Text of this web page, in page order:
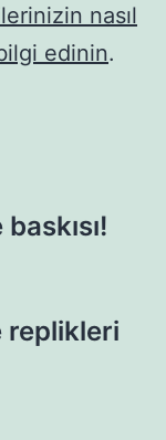
nasıl
edinin.
replikleri